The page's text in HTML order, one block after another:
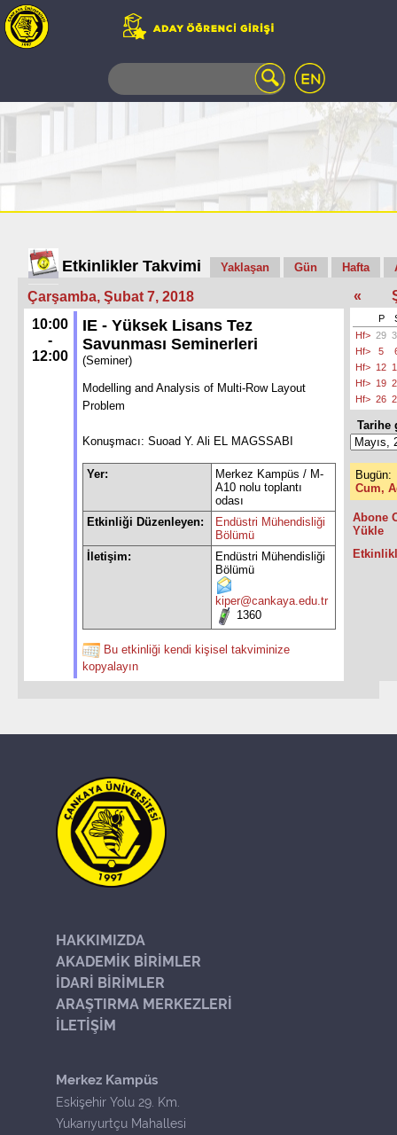
TELEFON
AÇILAN
UZAKTAN
EĞİTİM
KAMPÜSTE
YAŞAM
KÜTÜPHANE
PORTALI
Etkinlikler Takvimi Yaklaşan Gün Hafta
Çarşamba, Şubat 7, 2018
10:00
-
12:00
IE - Yüksek Lisans Tez
Savunması Seminerleri
(Seminer)
Modelling and Analysis of Multi-Row Layout
Problem
Konuşmacı: Suoad Y. Ali EL MAGSSABI
Yer:
Merkez Kampüs / M-
A10 nolu toplantı
odası
Etkinliği Düzenleyen:
Endüstri Mühendisliği
Bölümü
İletişim:
Endüstri Mühendisliği
Bölümü
kiper@cankaya.edu.tr
1360
Bu etkinliği kendi kişisel takviminize
kopyalayın
«
P
Hf> 29
Hf>
5
Hf> 12
Hf> 19
Hf> 26
Tarihe
Bugün:
Cum,
Abone
Yükle
HAKKIMIZDA
AKADEMİK BİRİMLER
İDARİ BİRİMLER
ARAŞTIRMA MERKEZLERİ
İLETİŞİM
Merkez Kampüs
Eskişehir Yolu 29. Km.
Yukarıyurtçu Mahallesi